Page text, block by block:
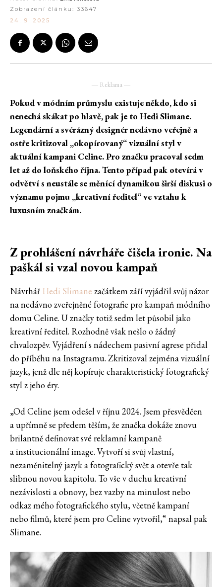
Zobrazení článku: 33647
24. 9. 2025
― Reklama ―
Pokud v módním průmyslu existuje někdo, kdo si
nenechá skákat po hlavě, pak je to Hedi Slimane.
Legendární a svérázný designér nedávno veřejně a
ostře kritizoval „okopírovaný“ vizuální styl v
aktuální kampani Celine. Pro značku pracoval sedm
let až do loňského října. Tento případ pak otevírá v
odvětví s neustále se měnící dynamikou širší diskusi o
významu pojmu „kreativní ředitel“ ve vztahu k
luxusním značkám.
Z prohlášení návrháře čišela ironie. Na
paškál si vzal novou kampaň
Návrhář Hedi Slimane začátkem září vyjádřil svůj názor
na nedávno zveřejněné fotografie pro kampaň módního
domu Celine. U značky totiž sedm let působil jako
kreativní ředitel. Rozhodně však nešlo o žádný
chvalozpěv. Vyjádření s nádechem pasivní agrese přidal
do příběhu na Instagramu. Zkritizoval zejména vizuální
jazyk, jenž dle něj kopíruje charakteristický fotografický
styl z jeho éry.
„Od Celine jsem odešel v říjnu 2024. Jsem přesvědčen
a upřímně se předem těším, že značka dokáže znovu
brilantně definovat své reklamní kampaně
a institucionální image. Vytvoří si svůj vlastní,
nezaměnitelný jazyk a fotografický svět a otevře tak
slibnou novou kapitolu. To vše v duchu kreativní
nezávislosti a obnovy, bez vazby na minulost nebo
odkaz mého fotografického stylu, včetně kampaní
nebo filmů, které jsem pro Celine vytvořil,“ napsal pak
Slimane.